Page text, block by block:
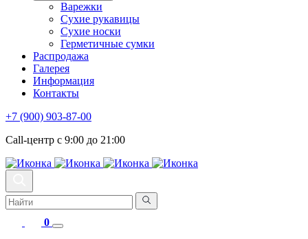
Варежки
Сухие рукавицы
Сухие носки
Герметичные сумки
Распродажа
Галерея
Информация
Контакты
+7 (900) 903-87-00
Call-центр с 9:00 до 21:00
0